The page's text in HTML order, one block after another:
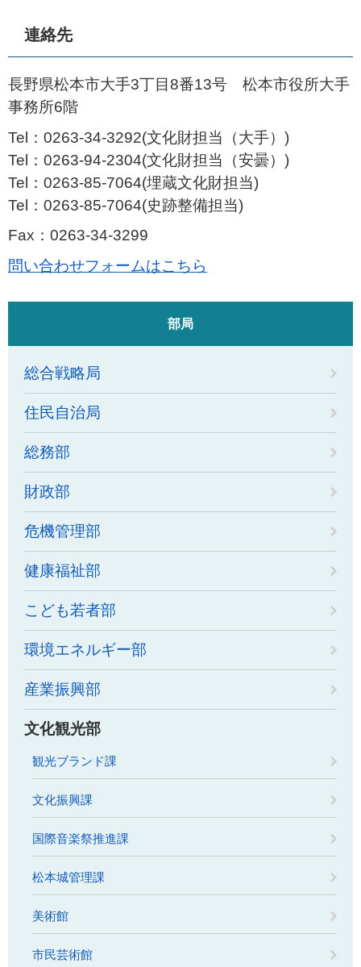
連絡先
長野県松本市大手3丁目8番13号 松本市役所大手
事務所6階
Tel：0263-34-3292 文化財担当（大手）
Tel：0263-94-2304 文化財担当（安曇）
Tel：0263-85-7064 埋蔵文化財担当
Tel：0263-85-7064 史跡整備担当
Fax：0263-34-3299
問い合わせフォームはこちら
部局
総合戦略局
住民自治局
総務部
財政部
危機管理部
健康福祉部
こども若者部
環境エネルギー部
産業振興部
文化観光部
観光ブランド課
文化振興課
国際音楽祭推進課
松本城管理課
美術館
市民芸術館